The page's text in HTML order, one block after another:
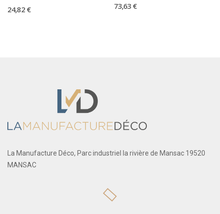
24,82 € 73,63 €
La Manufacture Déco, Parc industriel la rivière de Mansac 19520
MANSAC